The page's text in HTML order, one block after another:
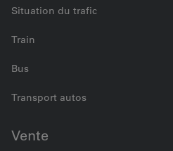
Situation du trafic
Train
Bus
Transport autos
Vente